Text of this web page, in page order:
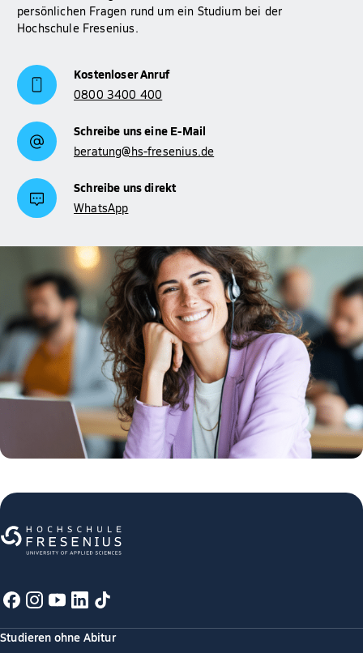
persönlichen Fragen rund um ein Studium bei der
Hochschule Fresenius.
Kostenloser Anruf
0800 3400 400
Schreibe uns eine E-Mail
beratung@hs-fresenius.de
Schreibe uns direkt
WhatsApp
Studieren ohne Abitur